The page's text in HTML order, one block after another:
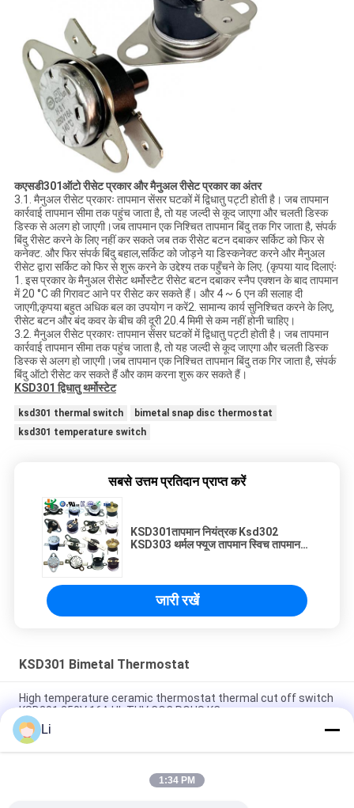
कएसडी301ऑटो रीसेट प्रकार और मैनुअल रीसेट प्रकार का अंतर
3.1. मैनुअल रीसेट प्रकारः तापमान सेंसर घटकों में द्विधातु पट्टी होती है। जब तापमान
कार्रवाई तापमान सीमा तक पहुंच जाता है, तो यह जल्दी से कूद जाएगा और चलती डिस्क
डिस्क से अलग हो जाएगी।जब तापमान एक निश्चित तापमान बिंदु तक गिर जाता है, संपर्क
बिंदु रीसेट करने के लिए नहीं कर सकते जब तक रीसेट बटन दबाकर सर्किट को फिर से
कनेक्ट. और फिर संपर्क बिंदु बहाल,सर्किट को जोड़ने या डिस्कनेक्ट करने और मैनुअल
रीसेट द्वारा सर्किट को फिर से शुरू करने के उद्देश्य तक पहुँचने के लिए. (कृपया याद दिलाएंः
1. इस प्रकार के मैनुअल रीसेट थर्मोस्टैट रीसेट बटन दबाकर स्नैप एक्शन के बाद तापमान
में 20 °C की गिरावट आने पर रीसेट कर सकते हैं। और 4 ~ 6 एन की सलाह दी
जाएगी;कृपया बहुत अधिक बल का उपयोग न करें2. सामान्य कार्य सुनिश्चित करने के लिए,
रीसेट बटन और बंद कवर के बीच की दूरी 20.4 मिमी से कम नहीं होनी चाहिए।
3.2. मैनुअल रीसेट प्रकारः तापमान सेंसर घटकों में द्विधातु पट्टी होती है। जब तापमान
कार्रवाई तापमान सीमा तक पहुंच जाता है, तो यह जल्दी से कूद जाएगा और चलती डिस्क
डिस्क से अलग हो जाएगी।जब तापमान एक निश्चित तापमान बिंदु तक गिर जाता है, संपर्क
बिंदु ऑटो रीसेट कर सकते हैं और काम करना शुरू कर सकते हैं।
KSD301 द्विधातु थर्मोस्टेट
ksd301 thermal switch
bimetal snap disc thermostat
ksd301 temperature switch
सबसे उत्तम प्रतिदान प्राप्त करें
KSD301तापमान नियंत्रक Ksd302
KSD303 थर्मल फ्यूज तापमान स्विच तापमान
जारी रखें
KSD301 Bimetal Thermostat
High temperature ceramic thermostat thermal cut off switch
KSD301 250V 16A UL TUV CQC ROHS KC
Bimetal Disc Snap Action Thermostats, low temperature
limited control switch H31 250V 10 13C
Snap Action Type KSD301 Bimetal Thermostat AC 125V 250V
Li
1:34 PM